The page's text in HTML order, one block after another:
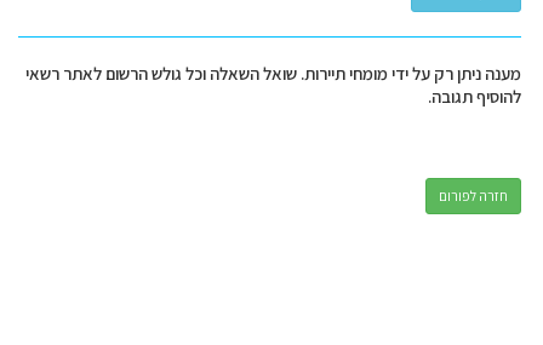
מענה ניתן רק על ידי מומחי תיירות. שואל השאלה וכל גולש הרשום לאתר רשאי
להוסיף תגובה.
חזרה לפורום